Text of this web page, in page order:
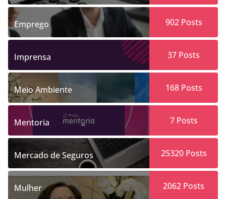
Emprego 902Posts
Imprensa 37 Posts
Meio Ambiente 168Posts
Mentoria 7Posts
Mercado de Seguros 25320Posts
Mulher 2062 Posts